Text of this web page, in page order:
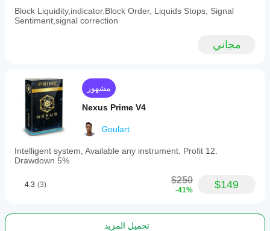
visualizing
liquidity,
inform
trading
decisions.
ملف تعريف المؤشر
Block Liquidity,indicator.Block Order, Liquids Stops, Signal
Sentiment,signal correction
مجاني
مشهور
Nexus Prime V4
Goulart
Intelligent system, Available any instrument. Profit 12.
Drawdown 5%
4.3 (3) $250
-41% $149
تحميل المزيد